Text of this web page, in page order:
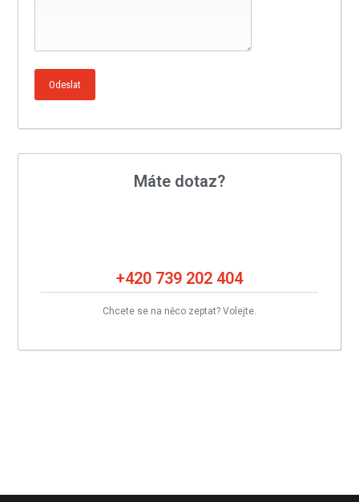
Máte dotaz?
+420 739 202 404
Chcete se na něco zeptat? Volejte.